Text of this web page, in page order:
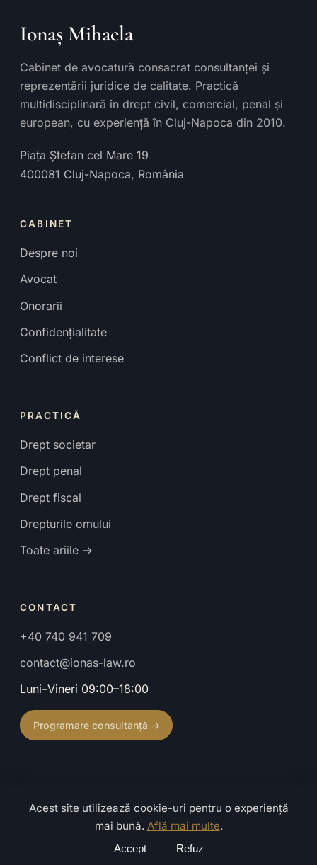
Ionaș Mihaela
Cabinet de avocatură consacrat consultanței și
reprezentării juridice de calitate. Practică
multidisciplinară în drept civil, comercial, penal și
european, cu experiență în Cluj-Napoca din 2010.
Piața Ștefan cel Mare 19
400081 Cluj-Napoca, România
CABINET
Despre noi
Avocat
Onorarii
Confidențialitate
Conflict de interese
PRACTICĂ
Drept societar
Drept penal
Drept fiscal
Drepturile omului
Toate ariile →
CONTACT
+40 740 941 709
contact@ionas-law.ro
Luni–Vineri 09:00–18:00
Programare consultanță →
© 2026 Cabinet de Avocat Ionaș Mihaela. Toate drepturile
Termeni·
Acest site utilizează cookie-uri pentru o experiență
mai bună. Află mai multe.
Accept Refuz